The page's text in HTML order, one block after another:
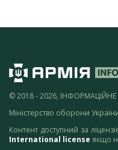
© 2018 - 2026,
Міністерство оборони
Контент доступний за
International license якщо